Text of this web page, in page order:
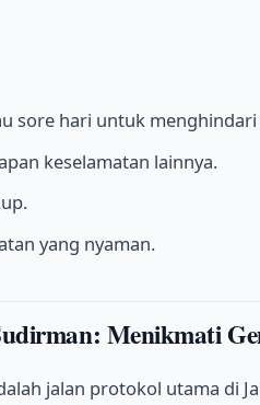
sore hari untuk
keselamatan lainnya.
yang nyaman.
Menikmati
jalan protokol utama di